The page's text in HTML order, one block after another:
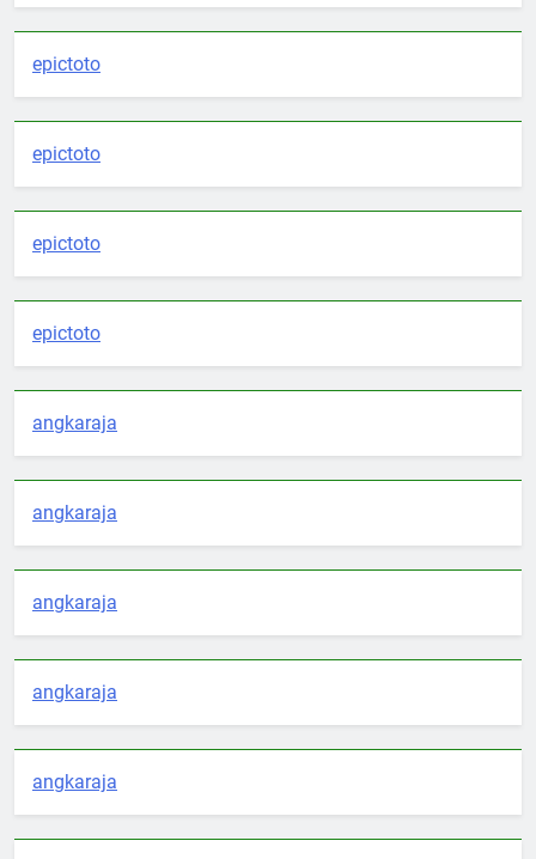
epictoto
epictoto
epictoto
epictoto
angkaraja
angkaraja
angkaraja
angkaraja
angkaraja